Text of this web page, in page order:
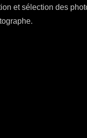
et sélection des